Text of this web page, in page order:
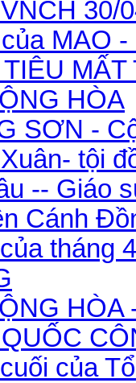
30/
MAO
HÒA
SƠN -
tội
-- Giáo
Cánh
tháng
HÒA
của